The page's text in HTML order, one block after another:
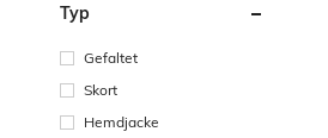
Typ
Gefaltet
Skort
Hemdjacke